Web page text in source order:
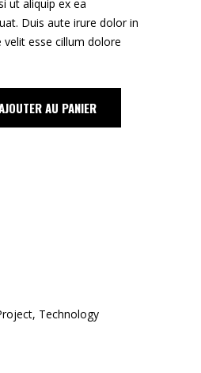
ut aliquip ex ea
Duis aute irure dolor in
esse cillum dolore
AU PANIER
, Technology